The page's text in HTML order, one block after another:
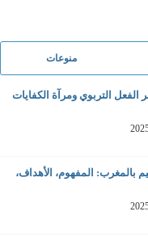
منوعات
التربوي ومرآة الكفايات
بالمغرب: المفهوم، الأهداف،